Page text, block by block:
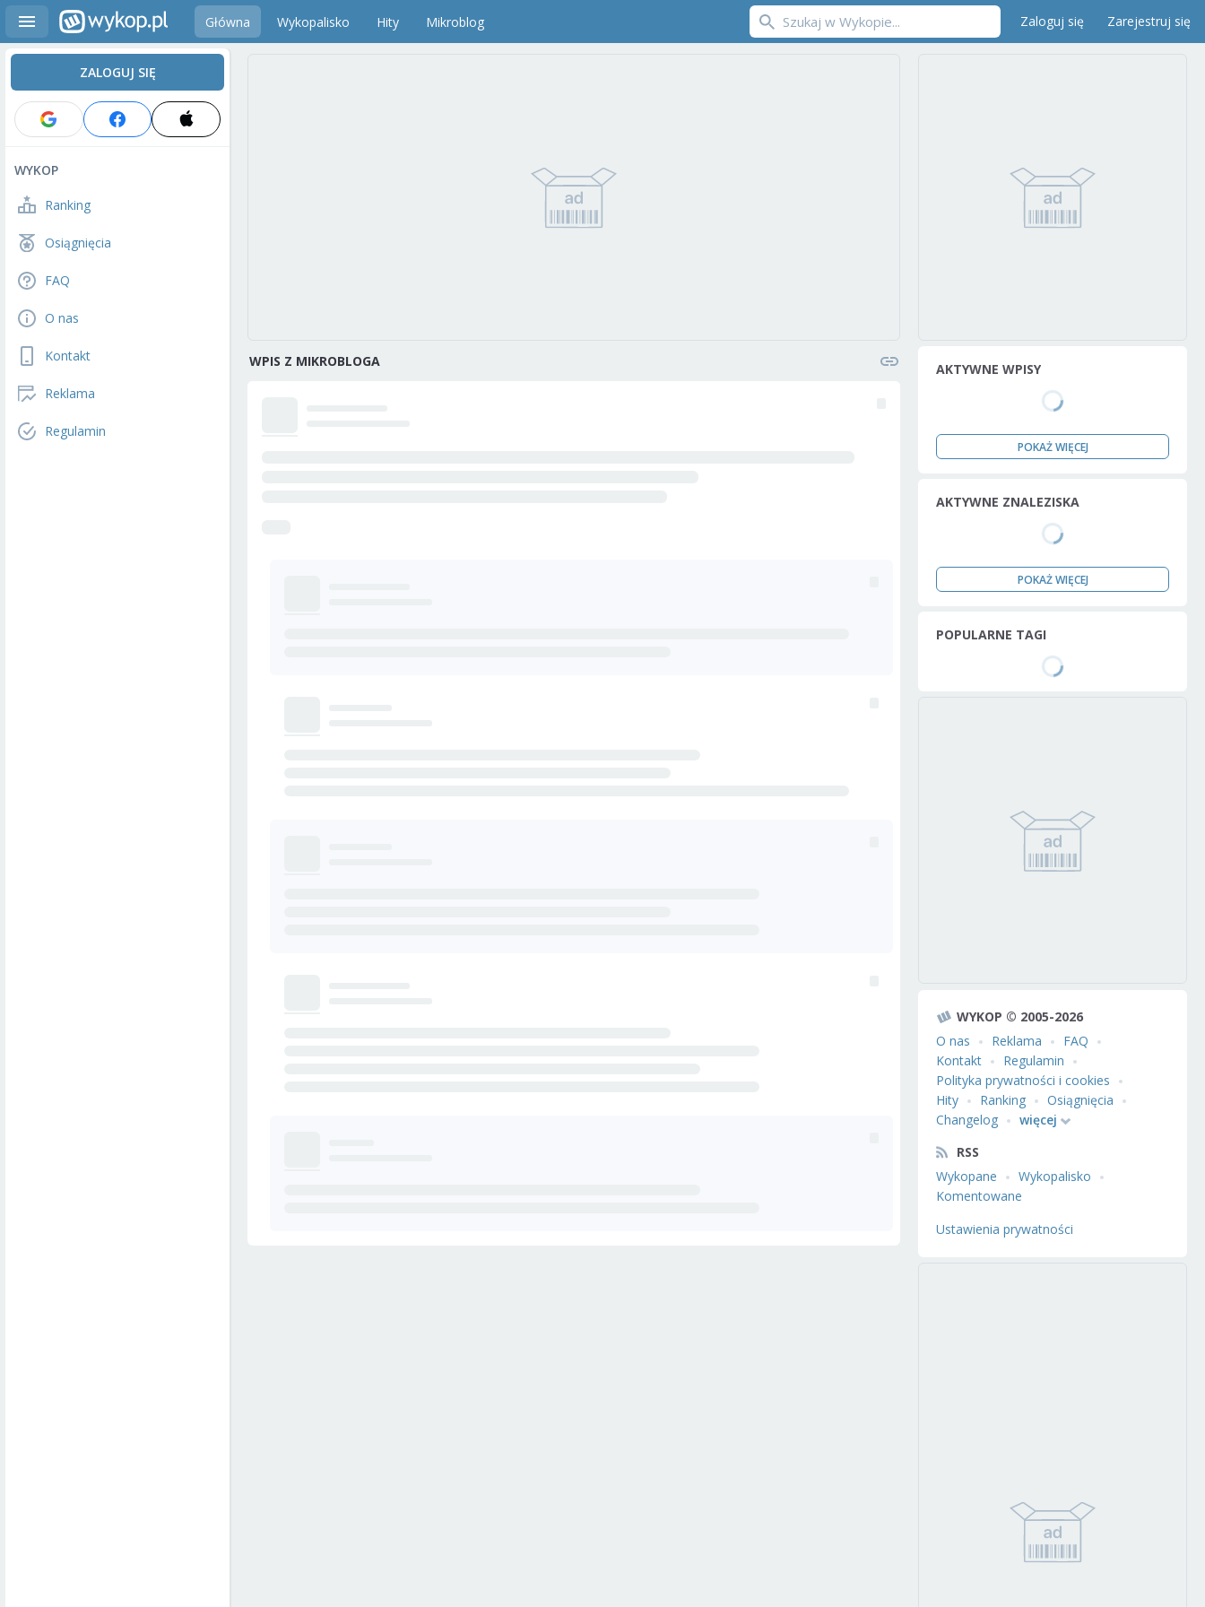
Główna Wykopalisko Hity Mikroblog Zaloguj się Zarejestruj się
ZALOGUJ SIĘ
WYKOP
Ranking
Osiągnięcia
FAQ
O nas
Kontakt
Reklama
Regulamin
WPIS Z MIKROBLOGA AKTYWNE WPISY
POKAŻ WIĘCEJ
AKTYWNE ZNALEZISKA
POKAŻ WIĘCEJ
POPULARNE TAGI
WYKOP © 2005-2026
O nas
Reklama
FAQ
Kontakt
Regulamin
Polityka prywatności i cookies
Hity
Ranking
Osiągnięcia
Changelog
więcej
RSS
Wykopane
Wykopalisko
Komentowane
Ustawienia prywatności